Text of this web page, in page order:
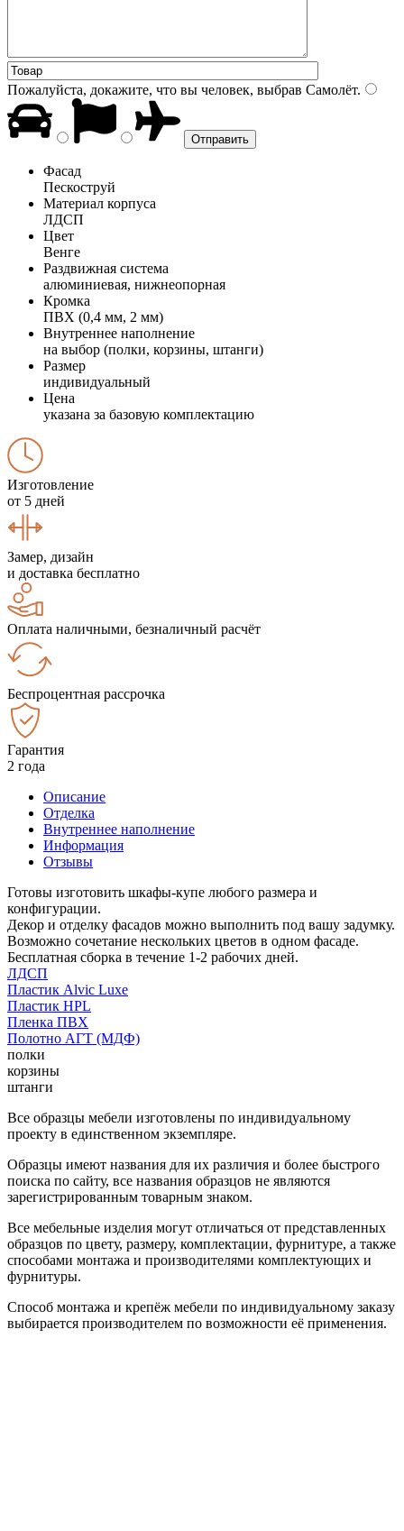
Пожалуйста, докажите, что вы человек, выбрав Самолёт.
Фасад
Пескоструй
Материал корпуса
ЛДСП
Цвет
Венге
Раздвижная система
алюминиевая, нижнеопорная
Кромка
ПВХ (0,4 мм, 2 мм)
Внутреннее наполнение
на выбор (полки, корзины, штанги)
Размер
индивидуальный
Цена
указана за базовую комплектацию
Изготовление
от 5 дней
Замер, дизайн
и доставка бесплатно
Оплата наличными, безналичный расчёт
Беспроцентная рассрочка
Гарантия
2 года
Описание
Отделка
Внутреннее наполнение
Информация
Отзывы
Готовы изготовить шкафы-купе любого размера и
конфигурации.
Декор и отделку фасадов можно выполнить под вашу задумку.
Возможно сочетание нескольких цветов в одном фасаде.
Бесплатная сборка в течение 1-2 рабочих дней.
ЛДСП
Пластик Alvic Luxe
Пластик HPL
Пленка ПВХ
Полотно АГТ (МДФ)
полки
корзины
штанги
Все образцы мебели изготовлены по индивидуальному
проекту в единственном экземпляре.
Образцы имеют названия для их различия и более быстрого
поиска по сайту, все названия образцов не являются
зарегистрированным товарным знаком.
Все мебельные изделия могут отличаться от представленных
образцов по цвету, размеру, комплектации, фурнитуре, а также
способами монтажа и производителями комплектующих и
фурнитуры.
Способ монтажа и крепёж мебели по индивидуальному заказу
выбирается производителем по возможности её применения.